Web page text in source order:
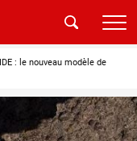
: le nouveau modèle de